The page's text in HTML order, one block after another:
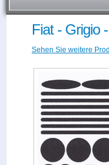
Fiat - Grigio
Sehen Sie weitere